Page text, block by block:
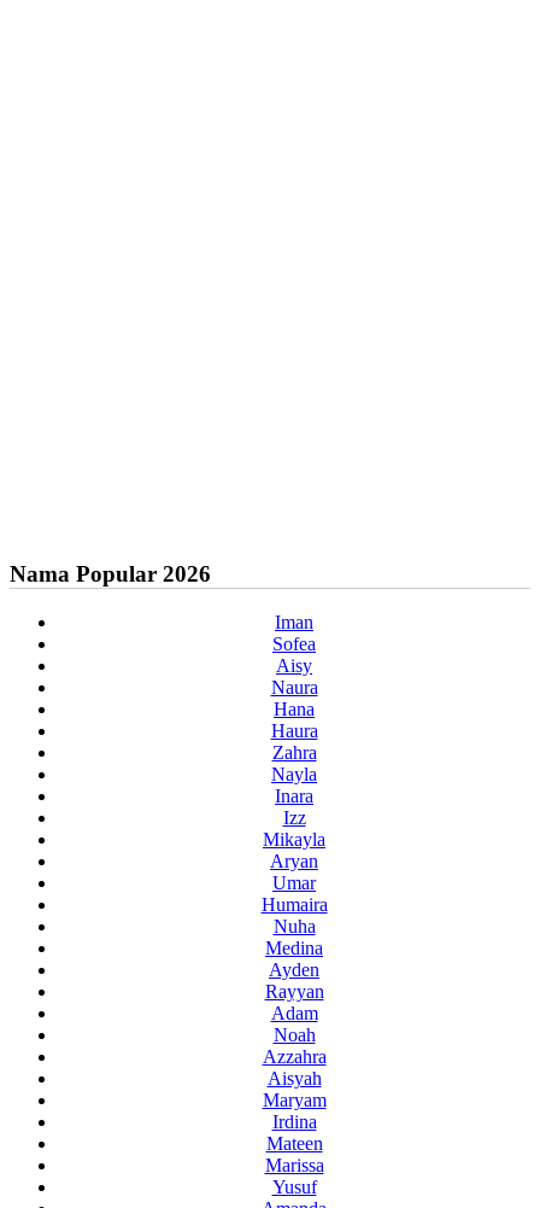
Nama Popular 2026
Iman
Sofea
Aisy
Naura
Hana
Haura
Zahra
Nayla
Inara
Izz
Mikayla
Aryan
Umar
Humaira
Nuha
Medina
Ayden
Rayyan
Adam
Noah
Azzahra
Aisyah
Maryam
Irdina
Mateen
Marissa
Yusuf